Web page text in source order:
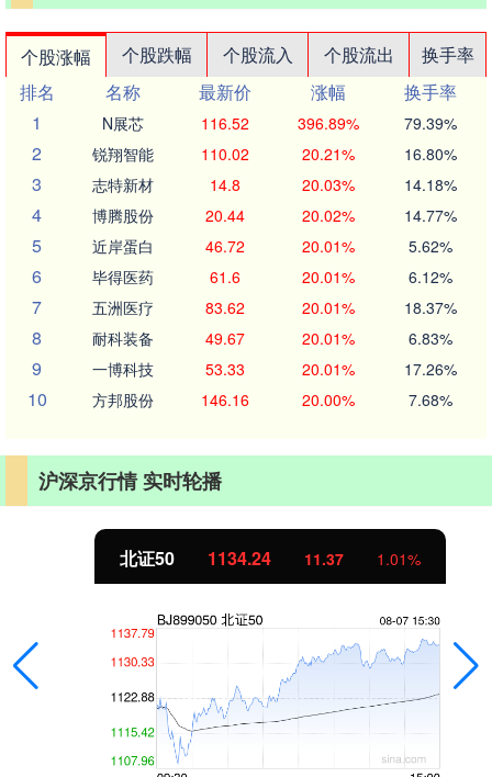
个股涨幅 个股跌幅 个股流入 个股流出
换手率
排名
名称 最新价 涨幅
换手率
1
N展芯 116.52 396.89% 79.39%
2 锐翔智能 110.02 20.21% 16.80%
3 志特新材 14.8 20.03% 14.18%
4 博腾股份 20.44 20.02% 14.77%
5 近岸蛋白 46.72 20.01% 5.62%
6 毕得医药 61.6 20.01% 6.12%
7 五洲医疗 83.62 20.01% 18.37%
8 耐科装备 49.67 20.01% 6.83%
9 一博科技 53.33 20.01% 17.26%
10 方邦股份 146.16 20.00% 7.68%
沪深京行情 实时轮播
北证50 1134.24 11.37 1.01%